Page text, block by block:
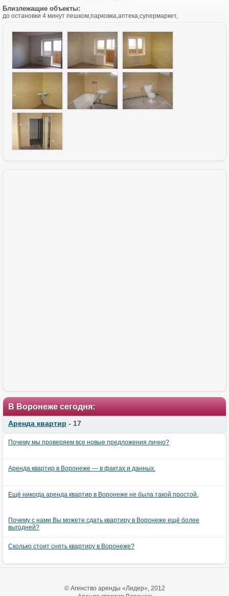
Близлежащие объекты:
до остановки 4 минут пешком,парковка,аптека,супермаркет,
В Воронеже сегодня:
Аренда квартир - 17
Почему мы проверяем все новые предложения лично?
Аренда квартир в Воронеже — в фактах и данных.
Ещё никогда аренда квартир в Воронеже не была такой простой.
Почему с нами Вы можете сдать квартиру в Воронеже ещё более
выгодней?
Сколько стоит снять квартиру в Воронеже?
© Агенство аренды «Лидер», 2012